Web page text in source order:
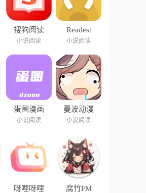
搜狗阅读
小说阅读
Readest
小说阅读
蛋圈漫画
小说阅读
曼波动漫
小说阅读
呀哩呀哩 腐竹FM